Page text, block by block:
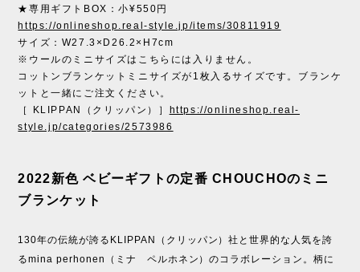
★専用ギフトBOX：小¥550円
https://onlineshop.real-style.jp/items/30811919
サイズ：W27.3×D26.2×H7cm
※ウールのミニサイズはこちらには入りません。
コットンブランケットミニサイズが1枚入るサイズです。ブランケ
ットと一緒にご注文ください。
［ KLIPPAN（クリッパン）］ https://onlineshop.real-
style.jp/categories/2573986
2022新色 ベビーギフトの定番 CHOUCHOのミニ
ブランケット
130年の伝統が誇るKLIPPAN（クリッパン）社と世界的な人気を誇
るmina perhonen（ミナ ペルホネン）のコラボレーション。柄に